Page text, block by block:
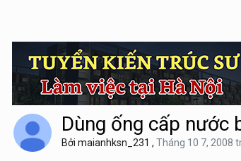
Dùng ống cấp nước
Bởi maianhksn_231 , Tháng 10 7, 2008